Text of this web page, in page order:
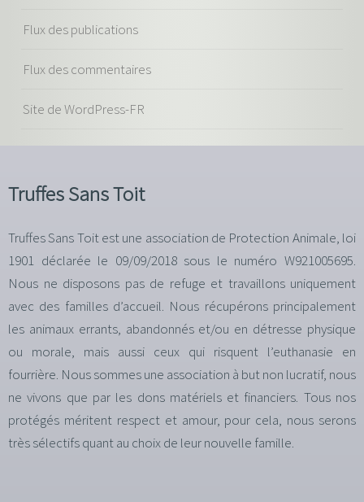
Flux des publications
Flux des commentaires
Site de WordPress-FR
Truffes Sans Toit
Truffes Sans Toit est une association de Protection Animale, loi
1901 déclarée le 09/09/2018 sous le numéro W921005695.
Nous ne disposons pas de refuge et travaillons uniquement
avec des familles d’accueil. Nous récupérons principalement
les animaux errants, abandonnés et/ou en détresse physique
ou morale, mais aussi ceux qui risquent l’euthanasie en
fourrière. Nous sommes une association à but non lucratif, nous
ne vivons que par les dons matériels et financiers. Tous nos
protégés méritent respect et amour, pour cela, nous serons
très sélectifs quant au choix de leur nouvelle famille.